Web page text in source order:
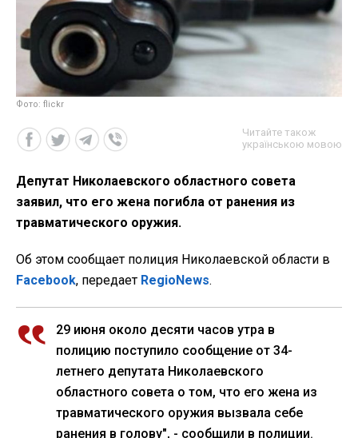
Фото: flickr
Читайте також
українською мовою
Депутат Николаевского областного совета
заявил, что его жена погибла от ранения из
травматического оружия.
Об этом сообщает полиция Николаевской области в
Facebook, передает RegioNews.
29 июня около десяти часов утра в
полицию поступило сообщение от 34-
летнего депутата Николаевского
областного совета о том, что его жена из
травматического оружия вызвала себе
ранения в голову", - сообщили в полиции.